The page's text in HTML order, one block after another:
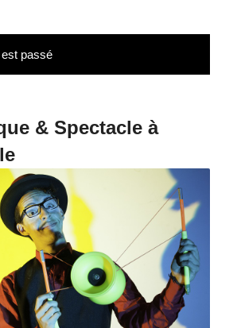
passé
& Spectacle à